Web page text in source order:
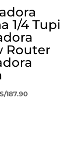
1/4 Tupi
Router
El
S/187.90El